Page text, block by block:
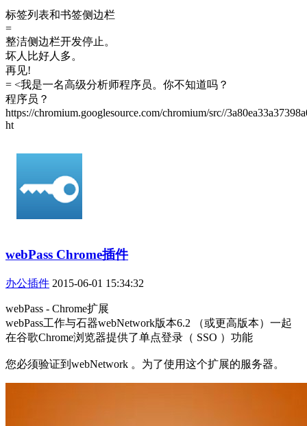
标签列表和书签侧边栏
=
整洁侧边栏开发停止。
坏人比好人多。
再见!
= <我是一名高级分析师程序员。你不知道吗？
程序员？
https://chromium.googlesource.com/chromium/src//
ht
webPass Chrome插件
办公插件 2015-06-01 15:34:32
webPass - Chrome扩展
webPass工作与石器webNetwork版本6.2 （或更高版本）一起
在谷歌Chrome浏览器提供了单点登录（ SSO ）功能
您必须验证到webNetwork 。为了使用这个扩展的服务器。